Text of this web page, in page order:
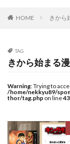
HOME きから
TAG
きから始まる
Warning: Trying to
/home/nekkyu89/
thor/tag.php on line43